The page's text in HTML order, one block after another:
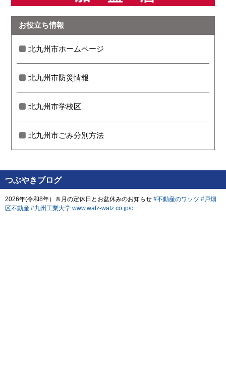
お役立ち情報
北九州市ホームページ
北九州市防災情報
北九州市学校区
北九州市ごみ分別方法
つぶやきブログ